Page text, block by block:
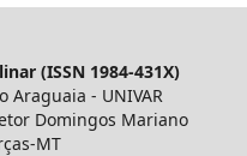
(ISSN 1984-431X)
Araguaia - UNIVAR
Domingos Mariano
MT